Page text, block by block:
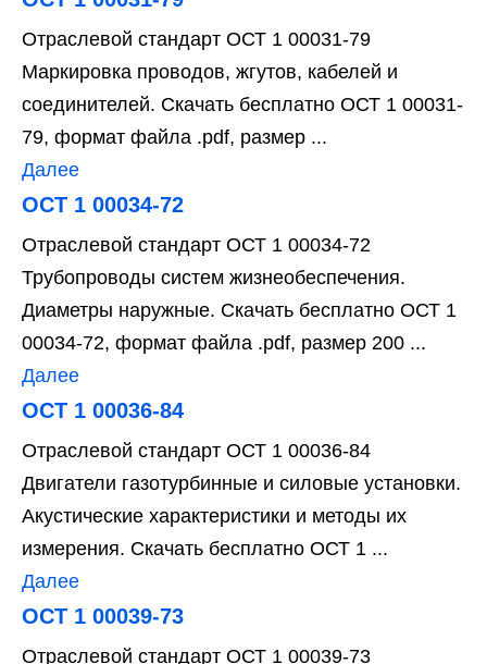
Отраслевой стандарт ОСТ 1 00031-79
Маркировка проводов, жгутов, кабелей и
соединителей. Скачать бесплатно ОСТ 1 00031-
79, формат файла .pdf, размер ...
Далее
ОСТ 1 00034-72
Отраслевой стандарт ОСТ 1 00034-72
Трубопроводы систем жизнеобеспечения.
Диаметры наружные. Скачать бесплатно ОСТ 1
00034-72, формат файла .pdf, размер 200 ...
Далее
ОСТ 1 00036-84
Отраслевой стандарт ОСТ 1 00036-84
Двигатели газотурбинные и силовые установки.
Акустические характеристики и методы их
измерения. Скачать бесплатно ОСТ 1 ...
Далее
ОСТ 1 00039-73
Отраслевой стандарт ОСТ 1 00039-73